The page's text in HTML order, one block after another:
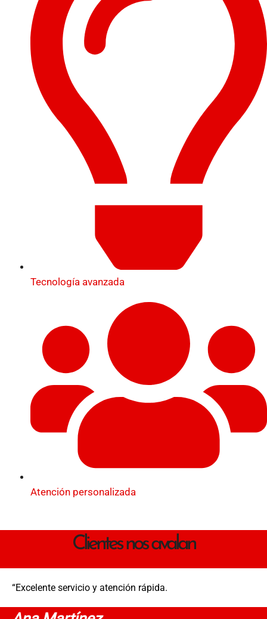
Tecnología avanzada
Atención personalizada
Clientes nos avalan
“Excelente servicio y atención rápida.